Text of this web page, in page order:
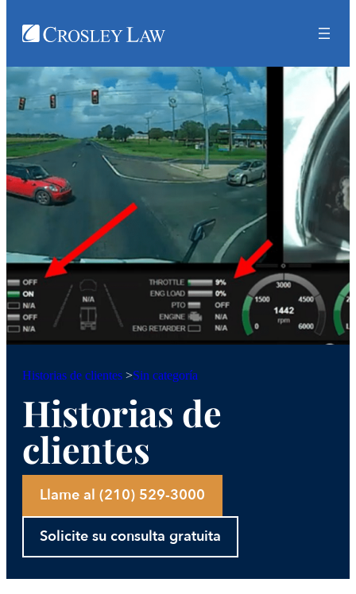
Historias de clientes >Sin categoría
Historias de
clientes
Llame al (210) 529-3000
Solicite su consulta gratuita